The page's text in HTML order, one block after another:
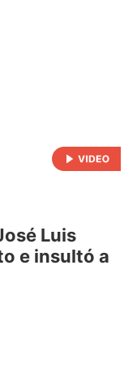
Luis
e insultó a